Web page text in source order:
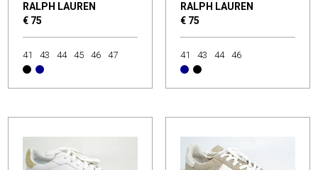
RALPH LAUREN
€ 75
41 43 44 45 46 47
RALPH LAUREN
€ 75
41 43 44 46